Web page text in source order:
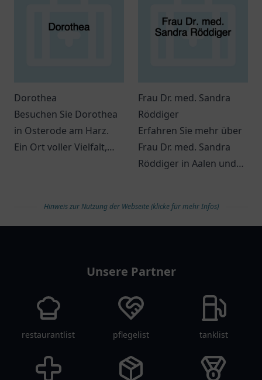
Dorothea
Besuchen Sie Dorothea
in Osterode am Harz.
Ein Ort voller Vielfalt,
Frau Dr. med. Sandra
Röddiger
Erfahren Sie mehr über
Frau Dr. med. Sandra
Röddiger in Aalen und
Strahlentherapie in ihrer
Praxis.
Hinweis zur Nutzung der Webseite (klicke für mehr Infos)
Unsere Partner
restaurantlist pflegelist tanklist